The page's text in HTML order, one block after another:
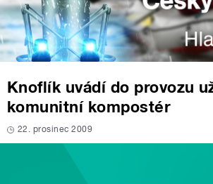
Knoflík uvádí do provozu
komunitní kompostér
22. prosinec 2009